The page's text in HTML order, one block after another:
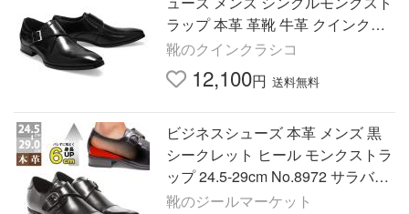
ラップ 本革 革靴 牛革 クインクラ
シコ QueenClassico 5009-3
靴のクインクラシコ
12,100円 送料無料
ビジネスシューズ 本革 メンズ 黒
シークレット ヒール モンクストラ
ップ 24.5-29cm No.8972 サラバン
ド
靴のジールマーケット